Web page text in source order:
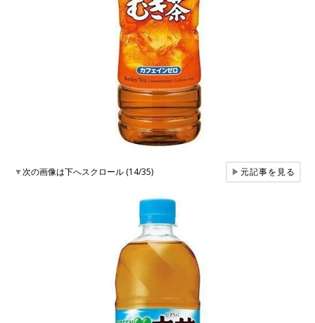
▼次の画像は下へスクロール (14/35) ▶元記事を見る